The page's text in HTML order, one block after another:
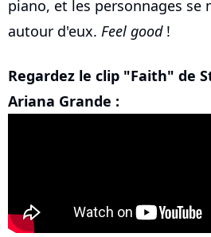
piano, et les personnages se
autour d'eux. Feel good!
Regardez le clip "Faith" de
Ariana Grande :